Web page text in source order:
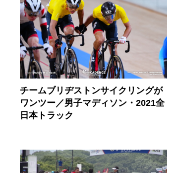
チームブリヂストンサイクリングが
ワンツー／男子マディソン・2021全
日本トラック